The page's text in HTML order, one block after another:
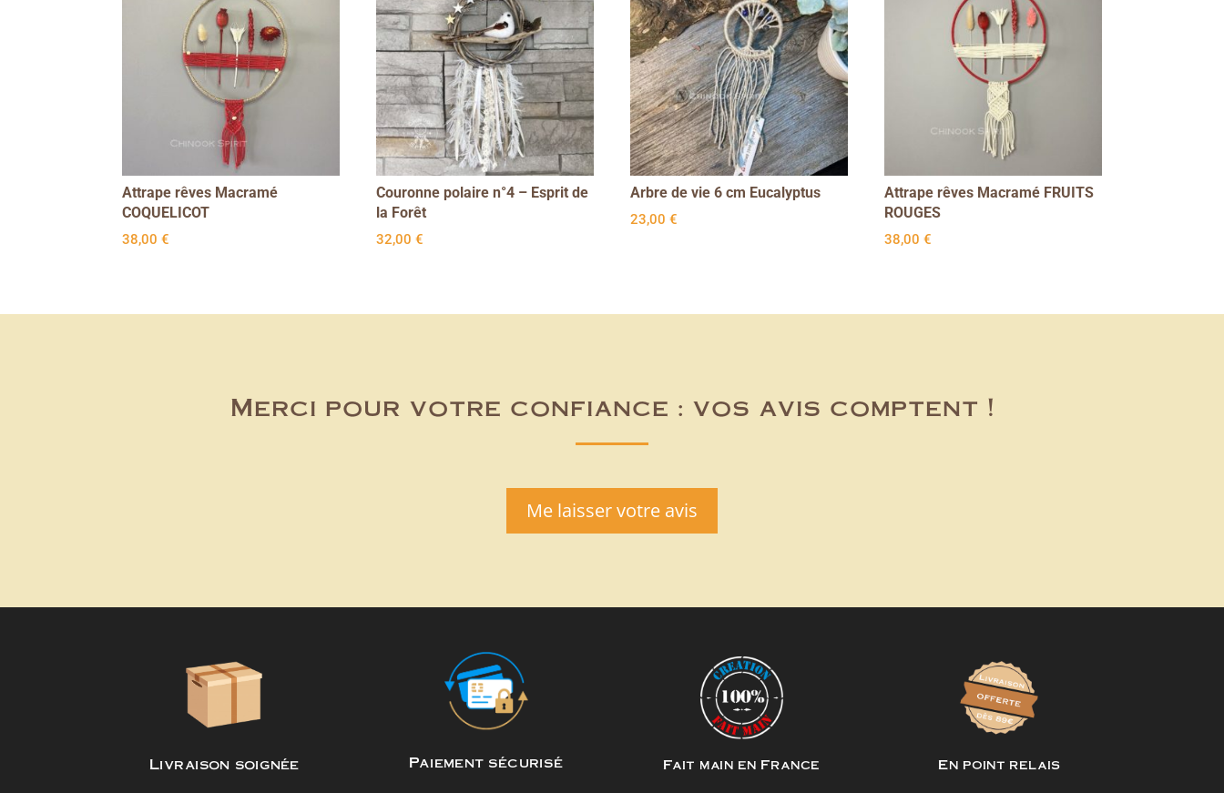
Attrape rêves Macramé
COQUELICOT
38,00€
Couronne polaire n°4 – Esprit de
la Forêt
32,00€
Arbre de vie 6 cm Eucalyptus
23,00€
Attrape rêves Macramé FRUITS
ROUGES
38,00€
Merci pour votre confiance : vos avis comptent !
Me laisser votre avis
Livraison soignée Paiement sécurisé Fait main en France En point relais